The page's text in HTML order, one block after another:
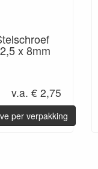
x 8mm
v.a. € 2,75
per verpakking